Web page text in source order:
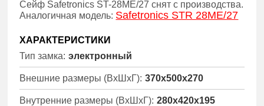
Сейф Safetronics ST-28ME/27 снят с производства.
Аналогичная модель: Safetronics STR 28ME/27
ХАРАКТЕРИСТИКИ
Тип замка: электронный
Внешние размеры (ВхШхГ): 370x500x270
Внутренние размеры (ВхШхГ): 280x420x195